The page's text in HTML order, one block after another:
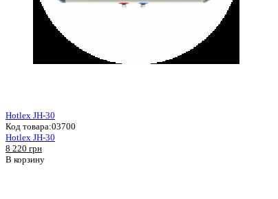
Hotlex JH-30
Код товара:03700
Hotlex JH-30
8 220 грн
В корзину